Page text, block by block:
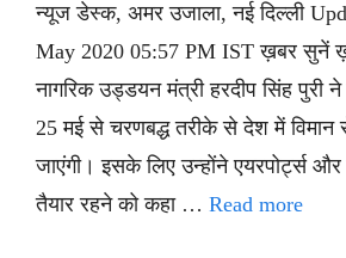
न्यूज डेस्क, अमर उजाला, नई दिल्ली
May 2020 05:57 PM IST ख़बर सुनें
नागरिक उड्डयन मंत्री हरदीप सिंह पुरी ने
25 मई से चरणबद्ध तरीके से देश में विमान
जाएंगी। इसके लिए उन्होंने एयरपोर्ट्स और
तैयार रहने को कहा … Read more